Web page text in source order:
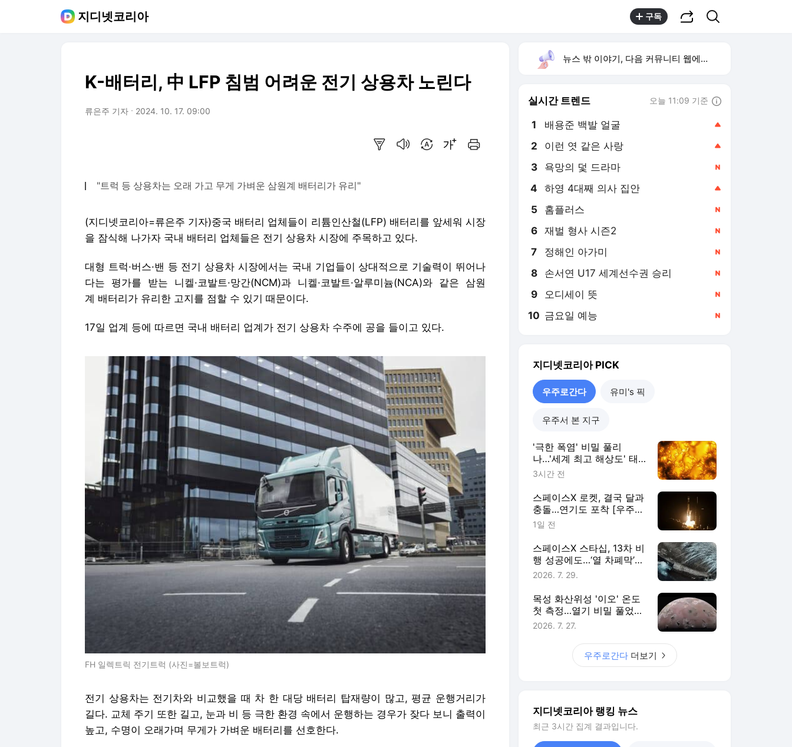
지디넷코리아 구독
K-배터리, 中 LFP 침범 어려운 전기 상용차 노린다
류은주 기자 2024. 10. 17. 09:00
"트럭 등 상용차는 오래 가고 무게 가벼운 삼원계 배터리가 유리"
(지디넷코리아=류은주 기자)중국 배터리 업체들이 리튬인산철(LFP) 배터리를 앞세워 시장
을 잠식해 나가자 국내 배터리 업체들은 전기 상용차 시장에 주목하고 있다.
대형 트럭·버스·밴 등 전기 상용차 시장에서는 국내 기업들이 상대적으로 기술력이 뛰어나
다는 평가를 받는 니켈·코발트·망간(NCM)과 니켈·코발트·알루미늄(NCA)와 같은 삼원
계 배터리가 유리한 고지를 점할 수 있기 때문이다.
17일 업계 등에 따르면 국내 배터리 업계가 전기 상용차 수주에 공을 들이고 있다.
FH 일렉트릭 전기트럭 (사진=볼보트럭)
전기 상용차는 전기차와 비교했을 때 차 한 대당 배터리 탑재량이 많고, 평균 운행거리가
길다. 교체 주기 또한 길고, 눈과 비 등 극한 환경 속에서 운행하는 경우가 잦다 보니 출력이
높고, 수명이 오래가며 무게가 가벼운 배터리를 선호한다.
뉴스 밖 이야기, 다음 커뮤니티 웹에서 보기
실시간 트렌드 오늘 11:09 기준
1 배용준 백발 얼굴
2 이런 엿 같은 사랑
3 욕망의 덫 드라마
4 하영 4대째 의사 집안
5 홈플러스
6 재벌 형사 시즌2
7 정해인 아가미
8 손서연 U17 세계선수권 승리
9 오디세이 뜻
10 금요일 예능
지디넷코리아PICK
우주로간다 유미's 픽
우주서 본 지구
'극한 폭염' 비밀 풀리
나…'세계 최고 해상도' 태
양 표면 사진 공개
3시간 전
스페이스X 로켓, 결국 달과
충돌…연기도 포착 [우주로
간다]
1일 전
스페이스X 스타십, 13차 비
행 성공에도…‘열 차폐막’
난제는 여전 [우주로 간다]
2026. 7. 29.
목성 화산위성 '이오' 온도
첫 측정…열기 비밀 풀었다
[우주로 간다]
2026. 7. 27.
우주로간다 더보기
지디넷코리아 랭킹 뉴스
최근 3시간 집계 결과입니다.